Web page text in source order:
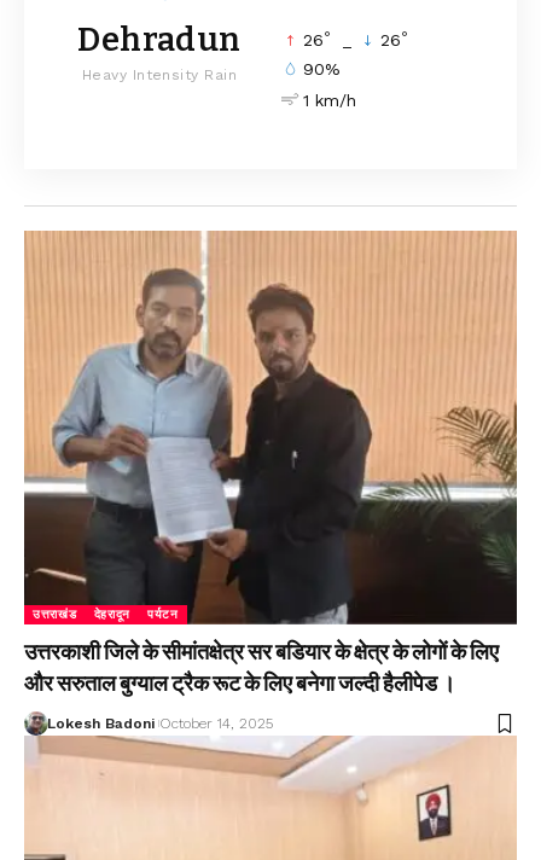
Dehradun
Heavy Intensity Rain
26° 26°
90%
1 km/h
उत्तराखंड देहरादून पर्यटन
उत्तरकाशी जिले के सीमांतक्षेत्र सर बडियार के क्षेत्र के लोगों के लिए
और सरुताल बुग्याल ट्रैक रूट के लिए बनेगा जल्दी हैलीपेड ।
Lokesh Badoni October 14, 2025